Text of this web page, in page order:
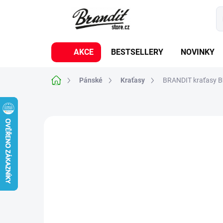
AKCE BESTSELLERY NOVINKY
Domů Pánské Kraťasy BRANDIT kraťasy